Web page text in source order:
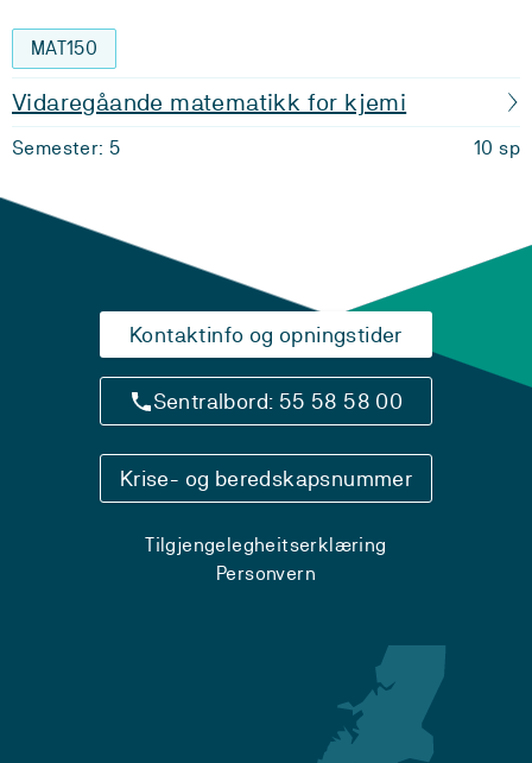
MAT150
Vidaregåande matematikk for kjemi
Semester: 5 10 sp
Kontaktinfo og opningstider
Sentralbord: 55 58 58 00
Krise- og beredskapsnummer
Tilgjengelegheitserklæring
Personvern